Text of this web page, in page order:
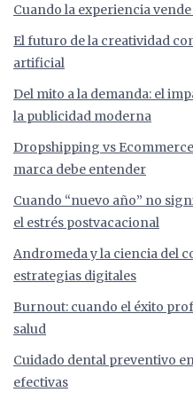
Cuando la experiencia
El futuro de la creatividad
artificial
Del mito a la demanda: el
la publicidad moderna
Dropshipping vs
marca debe entender
Cuando “nuevo año” no
el estrés postvacacional
Andromeda y la ciencia del
estrategias digitales
Burnout: cuando el éxito
salud
Cuidado dental preventivo
efectivas